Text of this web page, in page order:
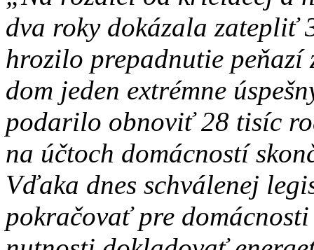
dva roky dokázala zatepliť
hrozilo prepadnutie peňazí
dom jeden extrémne
podarilo obnoviť 28 tisíc
na účtoch domácností
Vďaka dnes schválenej
pokračovať pre